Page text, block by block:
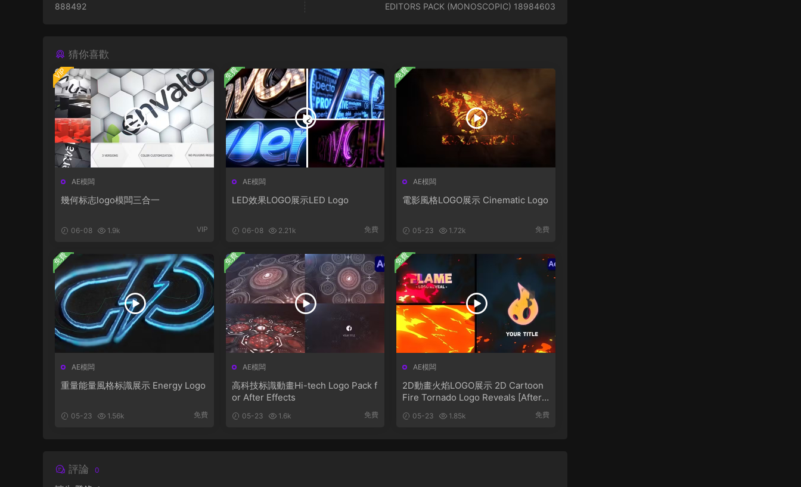
888492
EDITORS PACK (MONOSCOPIC) 18984603
猜你喜歡
AE模闆
幾何标志logo模闆三合一
06-08 1.9k VIP
VIP
AE模闆
LED效果LOGO展示LED Logo
06-08 2.21k 免費
免費
AE模闆
電影風格LOGO展示 Cinematic Logo
05-23 1.72k 免費
免費
AE模闆
重量能量風格标識展示 Energy Logo
05-23 1.56k 免費
免費
AE模闆
高科技标識動畫Hi-tech Logo Pack f
or After Effects
05-23 1.6k 免費
免費
AE模闆
2D動畫火焰LOGO展示 2D Cartoon
Fire Tornado Logo Reveals [After
05-23 1.85k 免費
免費
評論 0